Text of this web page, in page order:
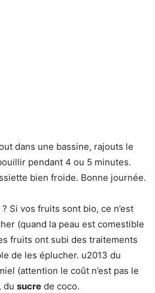
dans une bassine, rajouts le
pendant 4 ou 5 minutes.
bien froide. Bonne journée.
Si vos fruits sont bio, ce n’est
(quand la peau est comestible
fruits ont subi des traitements
de les éplucher. u2013 du
(attention le coût n’est pas le
du sucre de coco.